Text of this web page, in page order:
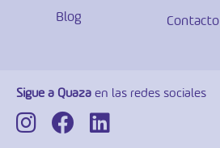
Blog Contacto
Sigue a Quazaen las redes sociales